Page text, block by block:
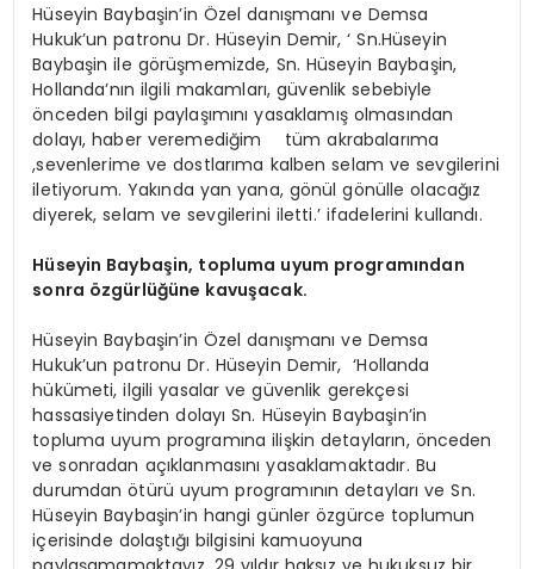
Hüseyin Baybaşin’in Özel danışmanı ve Demsa
Hukuk’un patronu Dr. Hüseyin Demir, ‘ Sn.Hüseyin
Baybaşin ile görüşmemizde, Sn. Hüseyin Baybaşin,
Hollanda’nın ilgili makamları, güvenlik sebebiyle
önceden bilgi paylaşımını yasaklamış olmasından
dolayı, haber veremediğim tüm akrabalarıma
,sevenlerime ve dostlarıma kalben selam ve sevgilerini
iletiyorum. Yakında yan yana, gönül gönülle olacağız
diyerek, selam ve sevgilerini iletti.’ ifadelerini kullandı.
Hüseyin Baybaşin, topluma uyum programından
sonra özgürlüğüne kavuşacak.
Hüseyin Baybaşin’in Özel danışmanı ve Demsa
Hukuk’un patronu Dr. Hüseyin Demir, ‘Hollanda
hükümeti, ilgili yasalar ve güvenlik gerekçesi
hassasiyetinden dolayı Sn. Hüseyin Baybaşin’in
topluma uyum programına ilişkin detayların, önceden
ve sonradan açıklanmasını yasaklamaktadır. Bu
durumdan ötürü uyum programının detayları ve Sn.
Hüseyin Baybaşin’in hangi günler özgürce toplumun
içerisinde dolaştığı bilgisini kamuoyuna